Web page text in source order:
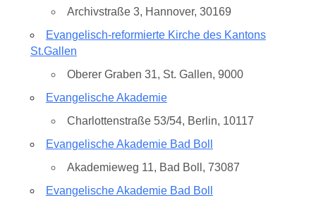
Archivstraße 3, Hannover, 30169
Evangelisch-reformierte Kirche des Kantons
St.Gallen
Oberer Graben 31, St. Gallen, 9000
Evangelische Akademie
Charlottenstraße 53/54, Berlin, 10117
Evangelische Akademie Bad Boll
Akademieweg 11, Bad Boll, 73087
Evangelische Akademie Bad Boll